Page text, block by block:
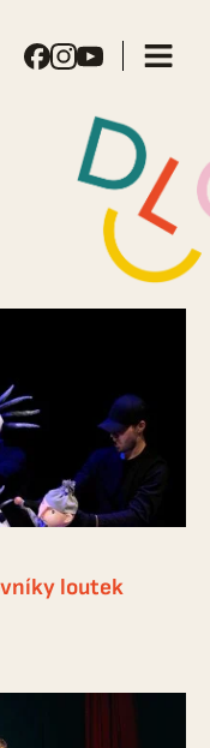
loutek